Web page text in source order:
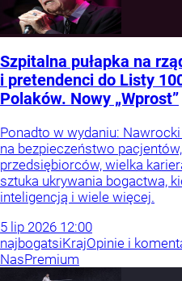
Szpitalna pułapka na
i pretendenci do Listy
Polaków. Nowy „Wprost”
Ponadto w wydaniu:
na bezpieczeństwo
przedsiębiorców, wielka
sztuka ukrywania bogactwa,
inteligencją i wiele więcej.
5 lip 2026 12:00
najbogatsiKrajOpinie i
NasPremium